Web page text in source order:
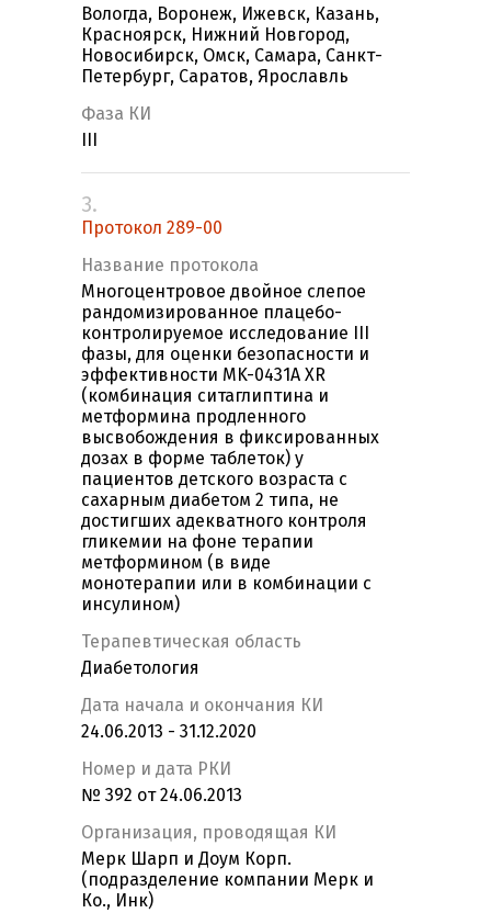
Вологда, Воронеж, Ижевск, Казань,
Красноярск, Нижний Новгород,
Новосибирск, Омск, Самара, Санкт-
Петербург, Саратов, Ярославль
Фаза КИ
3.
Протокол 289-00
Название протокола
Многоцентровое двойное слепое
рандомизированное плацебо-
контролируемое исследование III
фазы, для оценки безопасности и
эффективности MK-0431A XR
(комбинация ситаглиптина и
метформина продленного
высвобождения в фиксированных
дозах в форме таблеток) у
пациентов детского возраста с
сахарным диабетом 2 типа, не
достигших адекватного контроля
гликемии на фоне терапии
метформином (в виде
монотерапии или в комбинации с
инсулином)
Терапевтическая область
Диабетология
Дата начала и окончания КИ
24.06.2013 - 31.12.2020
Номер и дата РКИ
№ 392 от 24.06.2013
Организация, проводящая КИ
Мерк Шарп и Доум Корп.
(подразделение компании Мерк и
Ко., Инк)